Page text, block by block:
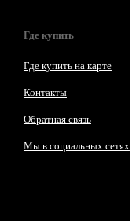
Где купить
Где купить на карте
Контакты
Обратная связь
Мы в социальных сетях